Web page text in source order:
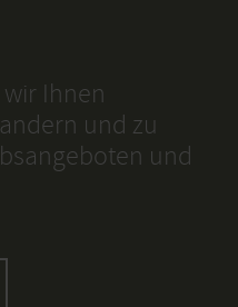
Ihnen
und zu
und